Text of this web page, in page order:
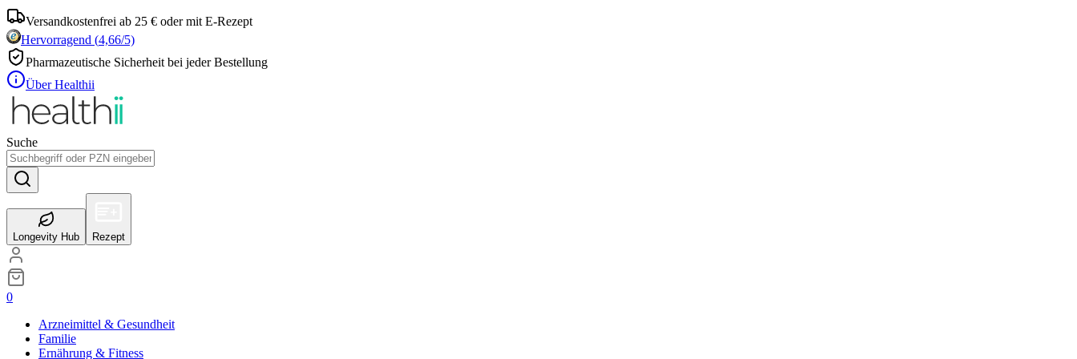
Versandkostenfrei ab 25 € oder mit E-Rezept
Hervorragend (4,66/5)
Pharmazeutische Sicherheit bei jeder Bestellung
Über Healthii
Suche
Longevity Hub Rezept
0
Arzneimittel & Gesundheit
Familie
Ernährung & Fitness